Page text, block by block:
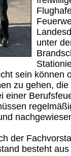
unter
sein können
zu gehen,
einer
der
besteht